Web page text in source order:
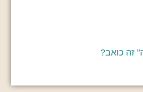
זה כואב?